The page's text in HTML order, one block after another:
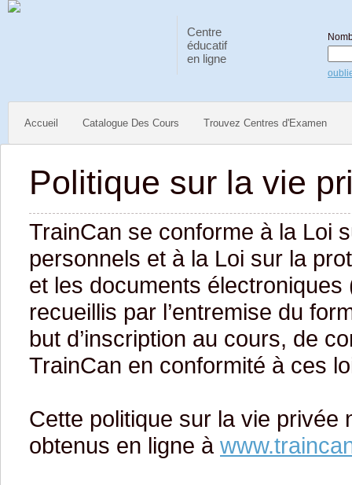
Centre
éducatif
en ligne
Accueil Catalogue Des Cours Trouvez Centres d'Examen
Politique sur la vie
TrainCan se conforme à la Loi
personnels et à la Loi sur la
et les documents
recueillis par l’entremise du
but d’inscription au cours, de
TrainCan en conformité à ces
Cette politique sur la vie privée
obtenus en ligne à